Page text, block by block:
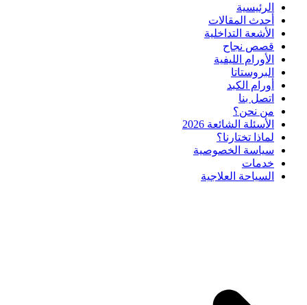
الرئيسية
أحدث المقالات
الأشعة التداخلية
قصص نجاح
الأورام الليفية
البروستاتا
أورام الكبد
اتصل بنا
من نحن؟
الأسئلة الشائعة 2026
لماذا تختارنا؟
سياسة الخصوصية
خدمات
السياحة العلاجية